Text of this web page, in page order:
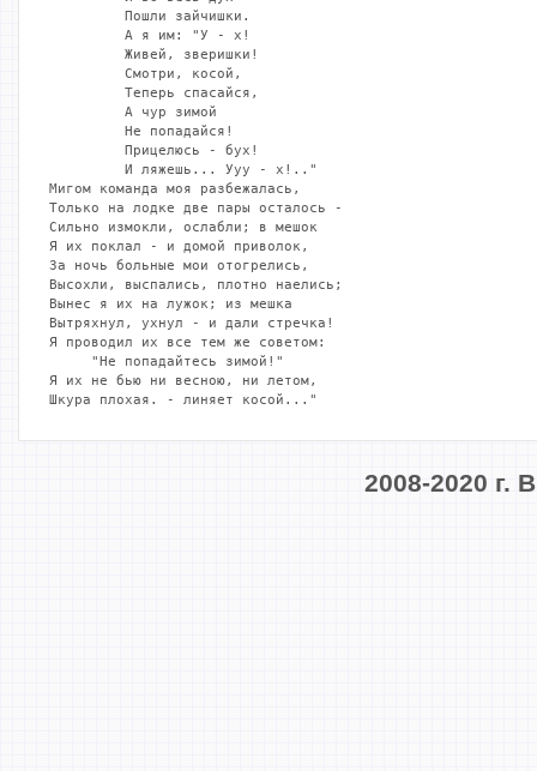
         Пошли зайчишки.
         А я им: "У - х!
         Живей, зверишки!
         Смотри, косой,
         Теперь спасайся,
         А чур зимой
         Не попадайся!
         Прицелюсь - бух!
         И ляжешь... Ууу - х!.."
Мигом команда моя разбежалась,
Только на лодке две пары осталось -
Сильно измокли, ослабли; в мешок
Я их поклал - и домой приволок,
За ночь больные мои отогрелись,
Высохли, выспались, плотно наелись;
Вынес я их на лужок; из мешка
Вытряхнул, ухнул - и дали стречка!
Я проводил их все тем же советом:
     "Не попадайтесь зимой!"
Я их не бью ни весною, ни летом,
Шкура плохая. - линяет косой..."
2008-2020 г.